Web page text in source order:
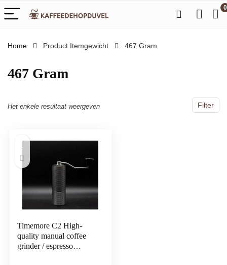
0
Home Product Itemgewicht ‎467 Gram
‎467 Gram
Filter
Het enkele resultaat weergeven
Timemore C2 High-
quality manual coffee
grinder / espresso